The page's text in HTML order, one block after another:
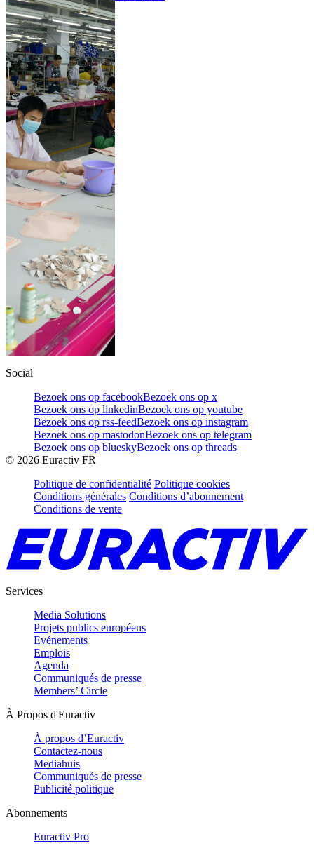
Social
Bezoek ons op facebookBezoek ons op x
Bezoek ons op linkedinBezoek ons op youtube
Bezoek ons op rss-feedBezoek ons op instagram
Bezoek ons op mastodonBezoek ons op telegram
Bezoek ons op blueskyBezoek ons op threads
© 2026 Euractiv FR
Politique de confidentialité Politique cookies
Conditions générales Conditions d’abonnement
Conditions de vente
Services
Media Solutions
Projets publics européens
Evénements
Emplois
Agenda
Communiqués de presse
Members’ Circle
À Propos d'Euractiv
À propos d’Euractiv
Contactez-nous
Mediahuis
Communiqués de presse
Publicité politique
Abonnements
Euractiv Pro